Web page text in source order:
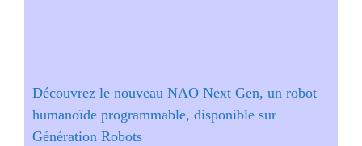
Découvrez le nouveau NAO Next Gen, un robot
humanoïde programmable, disponible sur
Génération Robots